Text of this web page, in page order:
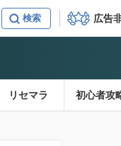
広告
リセマラ 初心者攻